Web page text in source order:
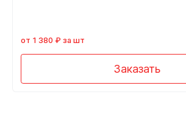
от 1 380 ₽ за шт
Заказать